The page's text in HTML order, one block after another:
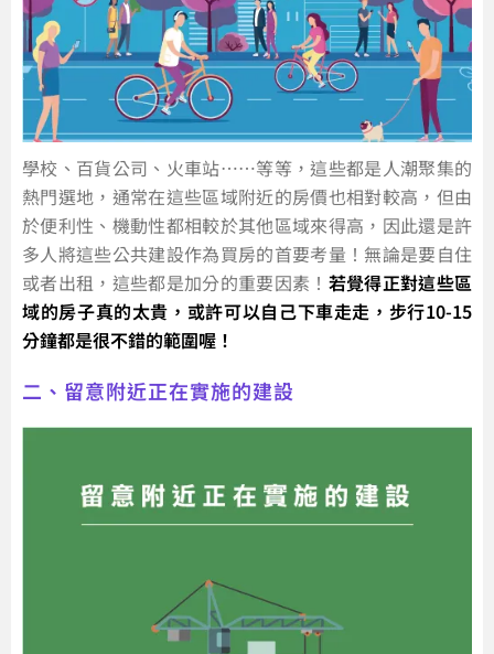
學校、百貨公司、火車站……等等，這些都是人潮聚集的
熱門選地，通常在這些區域附近的房價也相對較高，但由
於便利性、機動性都相較於其他區域來得高，因此還是許
多人將這些公共建設作為買房的首要考量！無論是要自住
或者出租，這些都是加分的重要因素！ 若覺得正對這些區
域的房子真的太貴，或許可以自己下車走走，步行10-15
分鐘都是很不錯的範圍喔！
二、留意附近正在實施的建設